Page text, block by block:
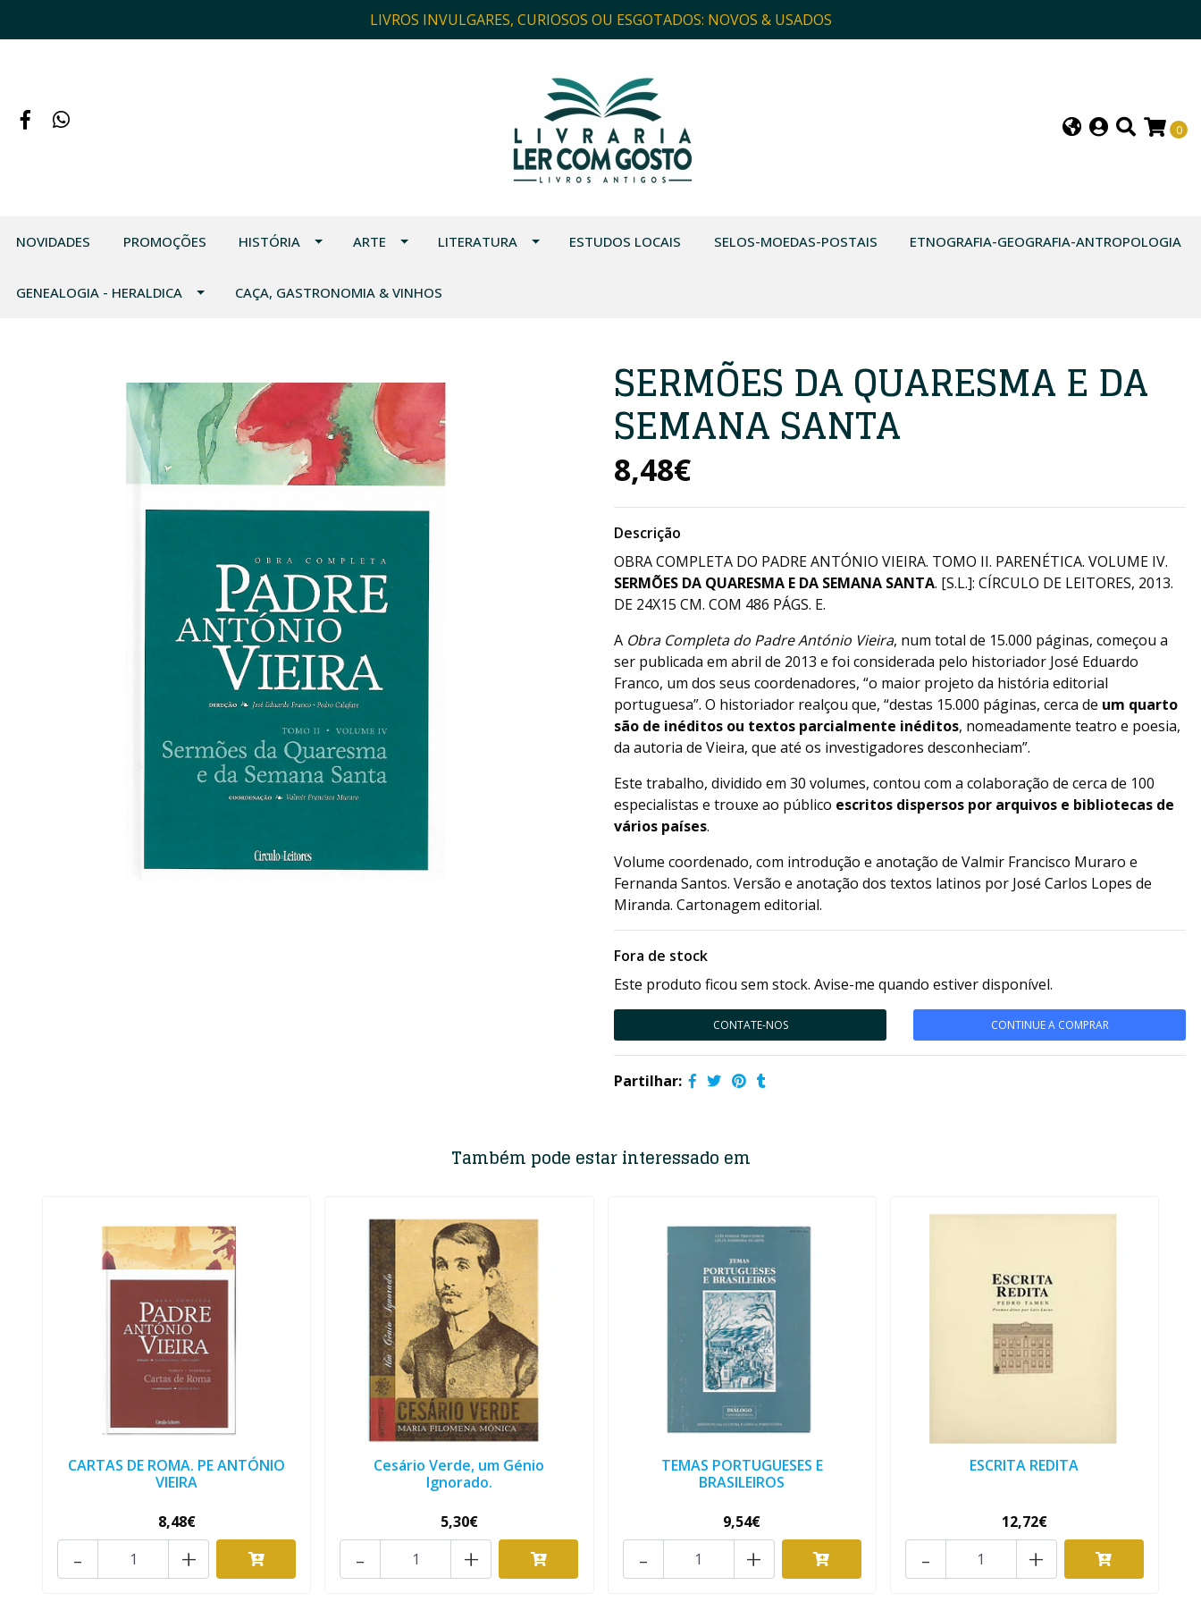
LIVROS INVULGARES, CURIOSOS OU ESGOTADOS: NOVOS & USADOS
0
NOVIDADES PROMOÇÕES HISTÓRIA ARTE LITERATURA ESTUDOS LOCAIS SELOS-MOEDAS-POSTAIS ETNOGRAFIA-GEOGRAFIA-ANTROPOLOGIA
GENEALOGIA - HERALDICA CAÇA, GASTRONOMIA & VINHOS
SERMÕES DA QUARESMA E DA
SEMANA SANTA
8,48€
Descrição
OBRA COMPLETA DO PADRE ANTÓNIO VIEIRA. TOMO II. PARENÉTICA. VOLUME IV.
SERMÕES DA QUARESMA E DA SEMANA SANTA. [S.L.]: CÍRCULO DE LEITORES, 2013.
DE 24X15 CM. COM 486 PÁGS. E.
A Obra Completa do Padre António Vieira, num total de 15.000 páginas, começou a
ser publicada em abril de 2013 e foi considerada pelo historiador José Eduardo
Franco, um dos seus coordenadores, “o maior projeto da história editorial
portuguesa”. O historiador realçou que, “destas 15.000 páginas, cerca de um quarto
são de inéditos ou textos parcialmente inéditos, nomeadamente teatro e poesia,
da autoria de Vieira, que até os investigadores desconheciam”.
Este trabalho, dividido em 30 volumes, contou com a colaboração de cerca de 100
especialistas e trouxe ao público escritos dispersos por arquivos e bibliotecas de
vários países.
Volume coordenado, com introdução e anotação de Valmir Francisco Muraro e
Fernanda Santos. Versão e anotação dos textos latinos por José Carlos Lopes de
Miranda. Cartonagem editorial.
Fora de stock
Este produto ficou sem stock. Avise-me quando estiver disponível.
CONTATE-NOS CONTINUE A COMPRAR
Partilhar:
Também pode estar interessado em
CARTAS DE ROMA. PE ANTÓNIO
VIEIRA
8,48€
+
-
Cesário Verde, um Génio
Ignorado.
5,30€
+
-
TEMAS PORTUGUESES E
BRASILEIROS
9,54€
+
-
ESCRITA REDITA
12,72€
+
-